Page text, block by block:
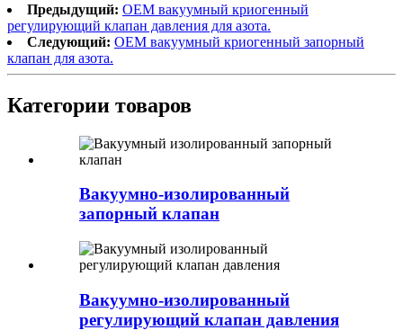
Предыдущий: OEM вакуумный криогенный
регулирующий клапан давления для азота.
Следующий: OEM вакуумный криогенный запорный
клапан для азота.
Категории товаров
Вакуумно-изолированный
запорный клапан
Вакуумно-изолированный
регулирующий клапан давления